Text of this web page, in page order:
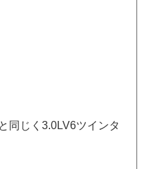
同じく3.0LV6ツインタ